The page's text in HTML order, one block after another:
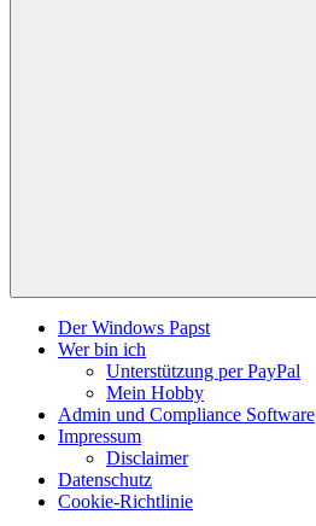
Der Windows Papst
Wer bin ich
Unterstützung per PayPal
Mein Hobby
Admin und Compliance Software
Impressum
Disclaimer
Datenschutz
Cookie-Richtlinie